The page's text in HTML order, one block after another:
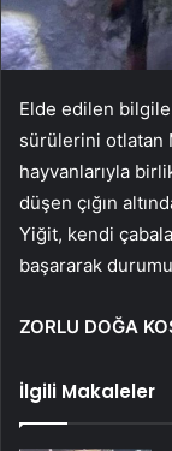
Elde edilen
sürülerini otlatan
hayvanlarıyla
düşen çığın
Yiğit, kendi
başararak
ZORLU DOĞA
İlgili Makaleler